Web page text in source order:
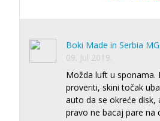
Boki Made in Serbia
09. Jul 2019.
Možda luft u sponama.
proveriti, skini točak
auto da se okreće disk,
pravo ne bacaj pare na